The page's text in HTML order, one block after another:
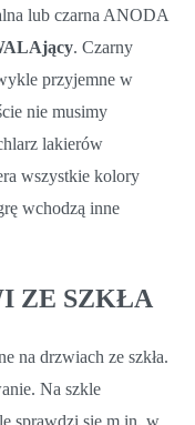
lub czarna ANODA
. Czarny
przyjemne w
nie musimy
lakierów
wszystkie kolory
wchodzą inne
ZE SZKŁA
na drzwiach ze szkła.
Na szkle
sprawdzi się m.in. w